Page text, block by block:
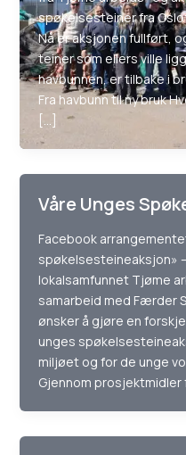
spøkelsesteiner fra
Nå er aksjonen fullført,
teiner som ellers ville
havbunnen, er tilbake i
Fra havbunn til ny bruk
[…]
Våre Unges
Facebook
spøkelsesteineaksjon»
lokalsamfunnet Tjøme
samarbeid med Færder
ønsker å gjøre en
unges
miljøet og for de unge
Gjennom prosjektmidler